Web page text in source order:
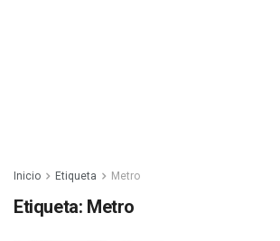
Inicio Etiqueta Metro
Etiqueta: Metro